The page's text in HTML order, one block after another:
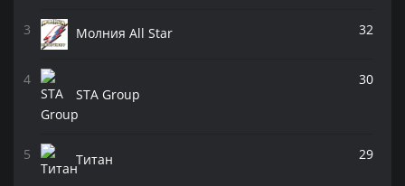
Молния All Star 32
STA Group
30
Титан 29